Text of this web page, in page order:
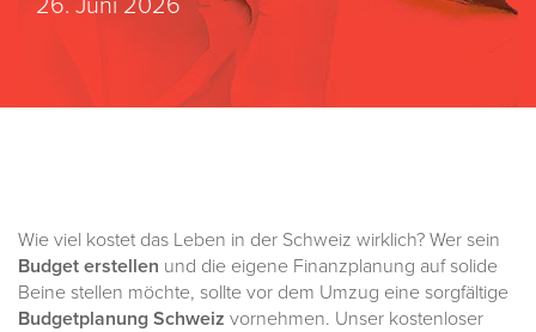
26. Juni 2026
Wie viel kostet das Leben in der Schweiz wirklich? Wer sein
Budget erstellen und die eigene Finanzplanung auf solide
Beine stellen möchte, sollte vor dem Umzug eine sorgfältige
Budgetplanung Schweiz vornehmen. Unser kostenloser